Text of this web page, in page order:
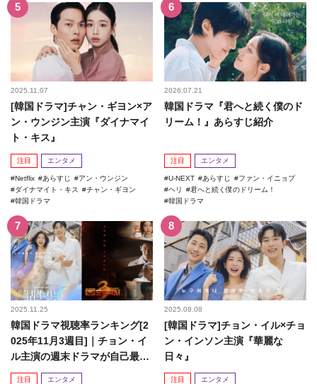
2025.11.07
[韓国ドラマ]チャン・ギヨン×ア
ン・ウンジン主演『ダイナマイ
ト・キス』
注目 エンタメ
Netflix あらすじ
アン・ウンジン
ダイナマイト・キス
チャン・ギヨン
韓国ドラマ
2026.07.21
韓国ドラマ『君へと続く僕のド
リーム！』あらすじ紹介
注目 エンタメ
U-NEXT あらすじ
ファン・イニョプ
ヘリ
君へと続く僕のドリーム！
韓国ドラマ
2025.11.25
韓国ドラマ視聴率ランキング[2
025年11月3週目]｜チョン・イ
ル主演の週末ドラマが自己最高
記録を更新！
注目 エンタメ
2025.08.08
[韓国ドラマ]チョン・イル×チョ
ン・インソン主演『華麗な
日々』
注目 エンタメ